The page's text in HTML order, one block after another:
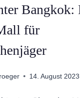
Bangkok:
für
14. August 2023